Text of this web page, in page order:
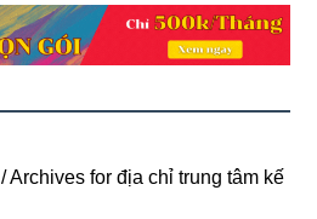
/Archives for địa chỉ trung tâm kế